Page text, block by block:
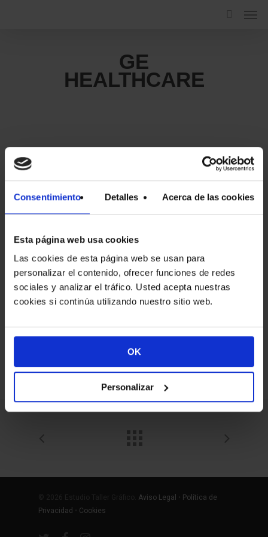
Consentimiento Detalles Acerca de las cookies
Esta página web usa cookies
Las cookies de esta página web se usan para
personalizar el contenido, ofrecer funciones de redes
sociales y analizar el tráfico. Usted acepta nuestras
cookies si continúa utilizando nuestro sitio web.
OK
Personalizar
GE
HEALTHCARE
Diseños de diversos gráficos,
rollups, piezas de cartelería y
Diseño de invitaciones, mailings
interactivos, papelería, tarjetones,
folletos.
Materiales promocionales para distintos
GE Healthcare, es una multinacional
estadounidense con sede en Chicago
de servicios y tecnología médica.
Aviso Legal
Política de
Privacidad
Cookies